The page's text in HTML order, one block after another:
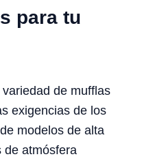
para tu
de mufflas
exigencias de los
modelos de alta
de atmósfera